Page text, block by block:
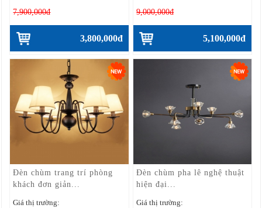
7,900,000đ
3,800,000đ
9,000,000đ
5,100,000đ
Đèn chùm trang trí phòng
khách đơn giản...
Giá thị trường:
Đèn chùm pha lê nghệ thuật
hiện đại...
Giá thị trường: